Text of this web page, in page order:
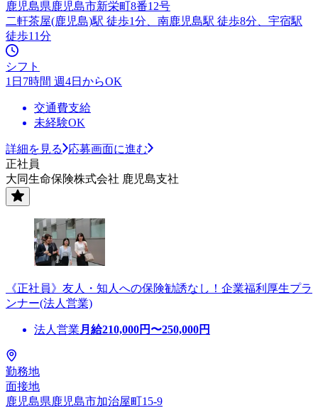
鹿児島県鹿児島市新栄町8番12号
二軒茶屋(鹿児島)駅 徒歩1分、南鹿児島駅 徒歩8分、宇宿駅
徒歩11分
シフト
1日7時間 週4日からOK
交通費支給
未経験OK
詳細を見る
応募画面に進む
正社員
大同生命保険株式会社 鹿児島支社
《正社員》友人・知人への保険勧誘なし！企業福利厚生プラ
ンナー(法人営業)
法人営業 月給210,000円〜250,000円
勤務地
面接地
鹿児島県鹿児島市加治屋町15-9